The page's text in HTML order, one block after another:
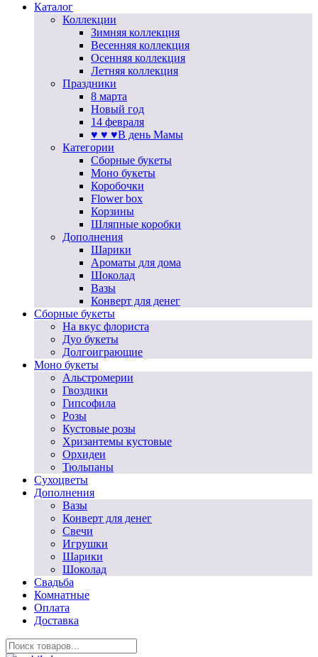
Каталог
Коллекции
Зимняя коллекция
Весенняя коллекция
Осенняя коллекция
Летняя коллекция
Праздники
8 марта
Новый год
14 февраля
♥ ♥ ♥В день Мамы
Категории
Сборные букеты
Моно букеты
Коробочки
Flower box
Корзины
Шляпные коробки
Дополнения
Шарики
Ароматы для дома
Шоколад
Вазы
Конверт для денег
Сборные букеты
На вкус флориста
Дуо букеты
Долгоиграющие
Моно букеты
Альстромерии
Гвоздики
Гипсофила
Розы
Кустовые розы
Хризантемы кустовые
Орхидеи
Тюльпаны
Сухоцветы
Дополнения
Вазы
Конверт для денег
Свечи
Игрушки
Шарики
Шоколад
Свадьба
Комнатные
Оплата
Доставка